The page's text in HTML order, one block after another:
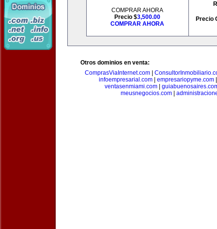
COMPRAR AHORA
Precio $3,500.00
COMPRAR AHORA
Precio
Otros dominios en venta:
ComprasViaInternet.com
infoempresarial.com| empresariopyme.com
ventasenmiami.com|
meusnegocios.com|